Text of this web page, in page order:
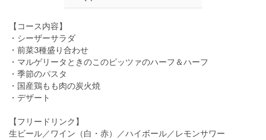
【コース内容】
・シーザーサラダ
・前菜3種盛り合わせ
・マルゲリータときのこのピッツァのハーフ＆ハーフ
・季節のパスタ
・国産鶏もも肉の炭火焼
・デザート
【フリードリンク】
生ビール／ワイン（白・赤）／ハイボール／レモンサワー